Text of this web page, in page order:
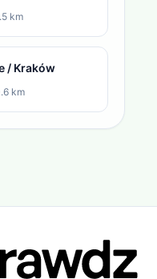
km
/ Kraków
km